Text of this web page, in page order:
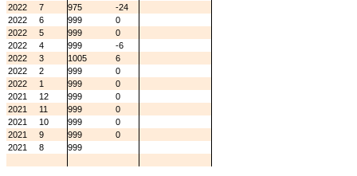
2022
7 975
-24
2022
6 999
0
2022
5 999
0
2022
4 999
-6
2022
3 1005
6
2022
2 999
0
2022
1 999
0
2021
12 999
0
2021
11 999
0
2021
10 999
0
2021
9 999
0
2021
8 999